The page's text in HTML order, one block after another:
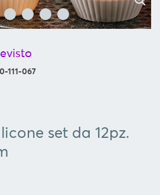
111-067
set da 12pz.